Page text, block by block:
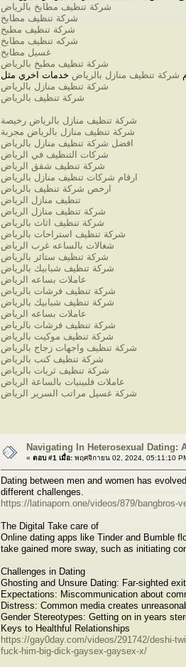
شركة تنظيف مطابخ بالرياض
شركة تنظيف مطابخ
شركة تنظيف مطبخ
شركه تنظيف مطابخ
غسيل مطابخ
شركة تنظيف مطبخ بالرياض
شركة تنظيف منازل بالرياض
شركة تنظيف منازل بالرياض
شركة تنظيف بالرياض
شركة تنظيف منازل بالرياض رخيصة
شركة تنظيف منازل بالرياض مجربة
افضل شركة تنظيف منازل بالرياض
شركات التنظيف في الرياض
شركة تنظيف شقق الرياض
ارقام شركات تنظيف منازل بالرياض
ارخص شركة تنظيف بالرياض
تنظيف منازل الرياض
شركة تنظيف منازل الرياض
شركة تنظيف اثاث بالرياض
شركة تنظيف استراحات بالرياض
شغالات بالساعه غرب الرياض
شركة تنظيف ستائر بالرياض
شركة تنظيف شبابيك بالرياض
عاملات بساعه الرياض
شركة تنظيف فرشات بالرياض
شركة تنظيف شبابيك بالرياض
عاملات بساعه الرياض
شركة تنظيف فرشات بالرياض
شركة تنظيف موكيت بالرياض
شركة تنظيف واجهات زجاج بالرياض
شركة تنظيف كنب بالرياض
شركة تنظيف ثريات بالرياض
عاملات فلبينيات بالساعة الرياض
شركة غسيل مراتب السرير الرياض
Navigating In Heterosexual Dating:
« ตอบ #1 เมื่อ: พฤศจิกายน 02, 2024, 05:11:10
Dating between men and women has
different challenges.
https://latinaporn.one/videos/879/bangbros-
The Digital Take care of
Online dating apps like Tinder and Bumble
take gained more sway, such as initiating
Challenges in Dating
Ghosting and Unsure Dating: Far-sighted
Expectations: Miscommunication about
Distress: Common media creates
Gender Stereotypes: Getting on in years
Keys to Healthful Relationships
https://gay0day.com/videos/291742/deshi-
fuck-him-big-dick-gaysex-gaysex-x/